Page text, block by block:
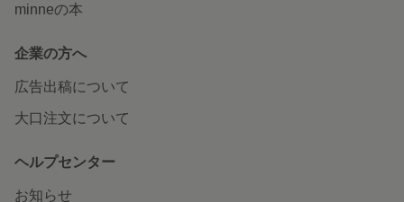
minneの本
企業の方へ
広告出稿について
大口注文について
ヘルプセンター
お知らせ